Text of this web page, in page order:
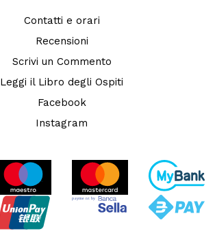
Contatti e orari
Recensioni
Scrivi un Commento
Leggi il Libro degli Ospiti
Facebook
Instagram